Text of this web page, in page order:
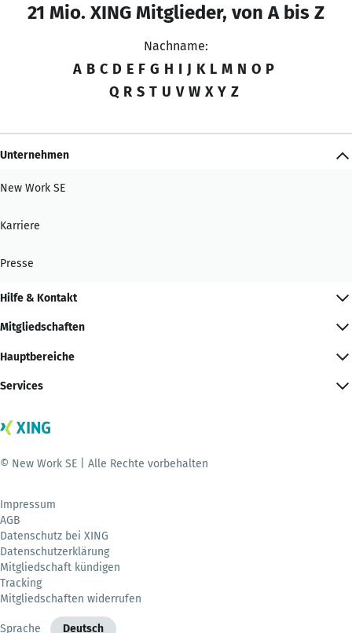
21 Mio. XING Mitglieder, von A bis Z
Nachname:
A B C D E F G H I J K L M N O P
Q R S T U V W X Y Z
Unternehmen
New Work SE
Karriere
Presse
Hilfe & Kontakt
Mitgliedschaften
Hauptbereiche
Services
© New Work SE | Alle Rechte vorbehalten
Impressum
AGB
Datenschutz bei XING
Datenschutzerklärung
Mitgliedschaft kündigen
Tracking
Mitgliedschaften widerrufen
Sprache Deutsch